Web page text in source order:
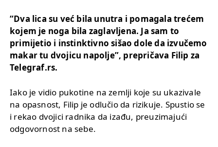
“Dva lica su već bila unutra i pomagala trećem
kojem je noga bila zaglavljena. Ja sam to
primijetio i instinktivno sišao dole da izvučemo
makar tu dvojicu napolje”, prepričava Filip za
Telegraf.rs.
Iako je vidio pukotine na zemlji koje su ukazivale
na opasnost, Filip je odlučio da rizikuje. Spustio se
i rekao dvojici radnika da izađu, preuzimajući
odgovornost na sebe.